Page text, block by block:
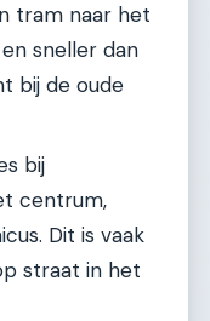
tram naar het
sneller dan
bij de oude
bij
centrum,
Dit is vaak
straat in het